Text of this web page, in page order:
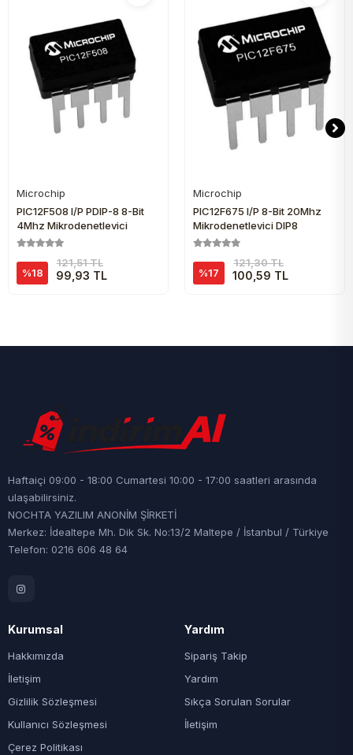
Microchip
PIC12F508 I/P PDIP-8 8-Bit
4Mhz Mikrodenetleyici
%18
121,51 TL
99,93 TL
Microchip
PIC12F675 I/P 8-Bit 20Mhz
Mikrodenetleyici DIP8
%17
121,30 TL
100,59 TL
Haftaiçi 09:00 - 18:00 Cumartesi 10:00 - 17:00 saatleri arasında
ulaşabilirsiniz.
NOCHTA YAZILIM ANONİM ŞİRKETİ
Merkez: İdealtepe Mh. Dik Sk. No:13/2 Maltepe / İstanbul / Türkiye
Telefon: 0216 606 48 64
Kurumsal
Hakkımızda
İletişim
Gizlilik Sözleşmesi
Kullanıcı Sözleşmesi
Çerez Politikası
Yardım
Sipariş Takip
Yardım
Sıkça Sorulan Sorular
İletişim